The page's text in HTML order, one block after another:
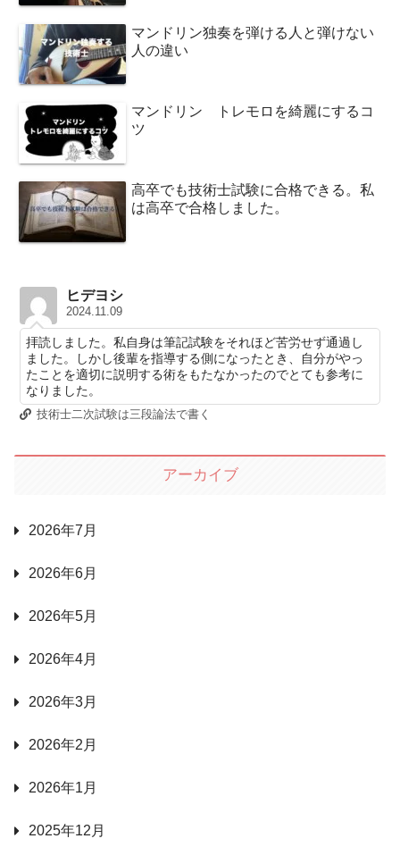
マンドリン独奏を弾ける人と弾けない
人の違い
マンドリン トレモロを綺麗にするコ
ツ
高卒でも技術士試験に合格できる。私
は高卒で合格しました。
ヒデヨシ
2024.11.09
拝読しました。私自身は筆記試験をそれほど苦労せず通過し
ました。しかし後輩を指導する側になったとき、自分がやっ
たことを適切に説明する術をもたなかったのでとても参考に
なりました。
技術士二次試験は三段論法で書く
アーカイブ
2026年7月
2026年6月
2026年5月
2026年4月
2026年3月
2026年2月
2026年1月
2025年12月